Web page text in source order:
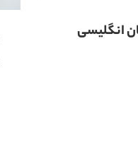
انگلیسی